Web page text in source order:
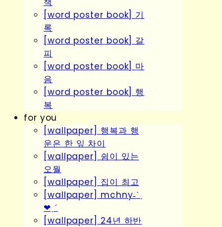
[word poster book] 기
록
[word poster book] 갈
피
[word poster book] 마
음
[word poster book] 행
복
for you
[wallpaper] 행복과 행
운은 한 잎 차이
[wallpaper] 쉼이 있는
오월
[wallpaper] 집이 최고
[wallpaper] mchny˗ˋˏ
❤︎ˎˊ
[wallpaper] 24년 하반